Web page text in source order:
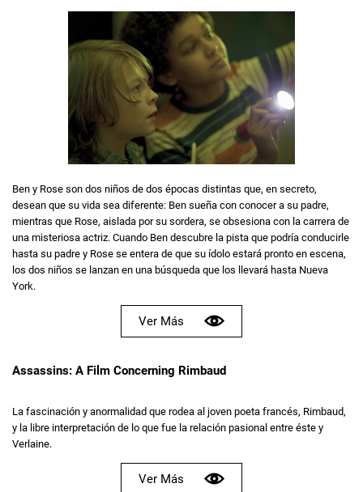
Ben y Rose son dos niños de dos épocas distintas que, en secreto,
desean que su vida sea diferente: Ben sueña con conocer a su padre,
mientras que Rose, aislada por su sordera, se obsesiona con la carrera de
una misteriosa actriz. Cuando Ben descubre la pista que podría conducirle
hasta su padre y Rose se entera de que su ídolo estará pronto en escena,
los dos niños se lanzan en una búsqueda que los llevará hasta Nueva
York.
Ver Más
Assassins: A Film Concerning Rimbaud
La fascinación y anormalidad que rodea al joven poeta francés, Rimbaud,
y la libre interpretación de lo que fue la relación pasional entre éste y
Verlaine.
Ver Más